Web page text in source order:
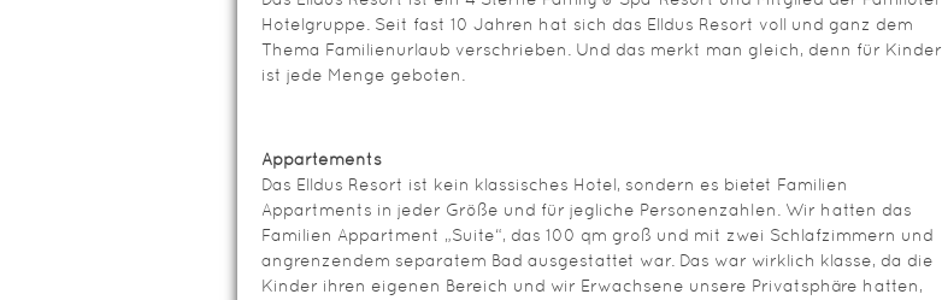
Hotelgruppe. Seit fast 10 Jahren hat sich das Elldus Resort voll und ganz dem
Thema Familienurlaub verschrieben. Und das merkt man gleich, denn für Kinder
ist jede Menge geboten.
Appartements
Das Elldus Resort ist kein klassisches Hotel, sondern es bietet Familien
Appartments in jeder Größe und für jegliche Personenzahlen. Wir hatten das
Familien Appartment „Suite“, das 100 qm groß und mit zwei Schlafzimmern und
angrenzendem separatem Bad ausgestattet war. Das war wirklich klasse, da die
Kinder ihren eigenen Bereich und wir Erwachsene unsere Privatsphäre hatten,